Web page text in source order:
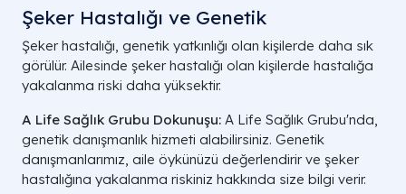
Şeker Hastalığı ve Genetik
Şeker hastalığı, genetik yatkınlığı olan kişilerde daha sık
görülür. Ailesinde şeker hastalığı olan kişilerde hastalığa
yakalanma riski daha yüksektir.
A Life Sağlık Grubu Dokunuşu: A Life Sağlık Grubu'nda,
genetik danışmanlık hizmeti alabilirsiniz. Genetik
danışmanlarımız, aile öykünüzü değerlendirir ve şeker
hastalığına yakalanma riskiniz hakkında size bilgi verir.